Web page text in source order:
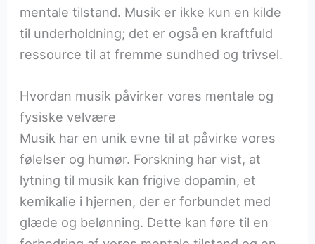
mentale tilstand. Musik er ikke kun en kilde
til underholdning; det er også en kraftfuld
ressource til at fremme sundhed og trivsel.
Hvordan musik påvirker vores mentale og
fysiske velvære
Musik har en unik evne til at påvirke vores
følelser og humør. Forskning har vist, at
lytning til musik kan frigive dopamin, et
kemikalie i hjernen, der er forbundet med
glæde og belønning. Dette kan føre til en